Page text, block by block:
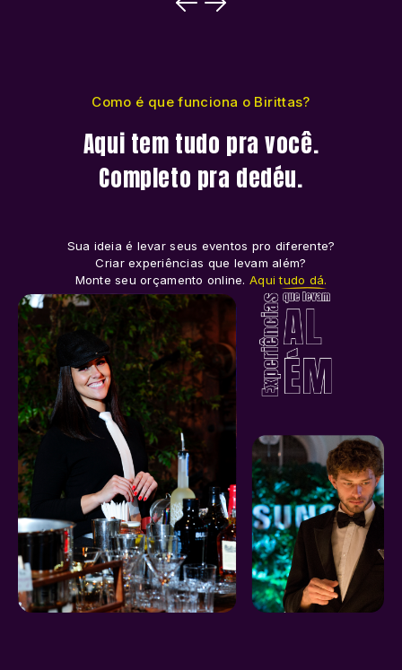
Como é que funciona o Birittas?
Aqui tem tudo pra você.
Completo pra dedéu.
Sua ideia é levar seus eventos pro diferente?
Criar experiências que levam além?
Monte seu orçamento online. Aqui tudo dá.